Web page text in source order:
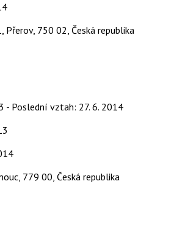
750 02, Česká republika
- Poslední vztah: 27. 6. 2014
779 00, Česká republika